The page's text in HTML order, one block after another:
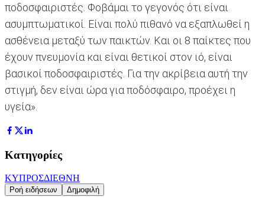
ποδοσφαιριστές. Φοβάμαι το γεγονός ότι είναι
ασυμπτωματικοί. Είναι πολύ πιθανό να εξαπλωθεί η
ασθένεια μεταξύ των παικτών. Και οι 8 παίκτες που
έχουν πνευμονία και είναι θετικοί στον ιό, είναι
βασικοί ποδοσφαιριστές. Για την ακρίβεια αυτή την
στιγμή, δεν είναι ώρα για ποδόσφαιρο, προέχει η
υγεία».
Κατηγορίες
ΚΥΠΡΟΣΔΙΕΘΝΗ
Ροή ειδήσεων Δημοφιλή